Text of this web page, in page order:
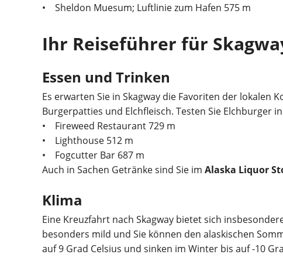
• Sheldon Muesum; Luftlinie zum Hafen 575 m
Ihr Reiseführer für
Essen und Trinken
Es erwarten Sie in Skagway die Favoriten der lokalen
Burgerpatties und Elchfleisch. Testen Sie Elchburger
• Fireweed Restaurant 729 m
• Lighthouse 512 m
• Fogcutter Bar 687 m
Auch in Sachen Getränke sind Sie im Alaska Liquor
Klima
Eine Kreuzfahrt nach Skagway bietet sich
besonders mild und Sie können den alaskischen
auf 9 Grad Celsius und sinken im Winter bis auf -10